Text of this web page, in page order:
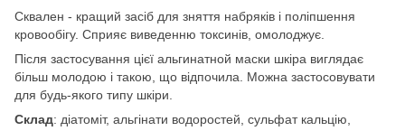
Сквален - кращий засіб для зняття набряків і поліпшення
кровообігу. Сприяє виведенню токсинів, омолоджує.
Після застосування цієї альгинатной маски шкіра виглядає
більш молодою і такою, що відпочила. Можна застосовувати
для будь-якого типу шкіри.
Склад: діатоміт, альгінати водоростей, сульфат кальцію,